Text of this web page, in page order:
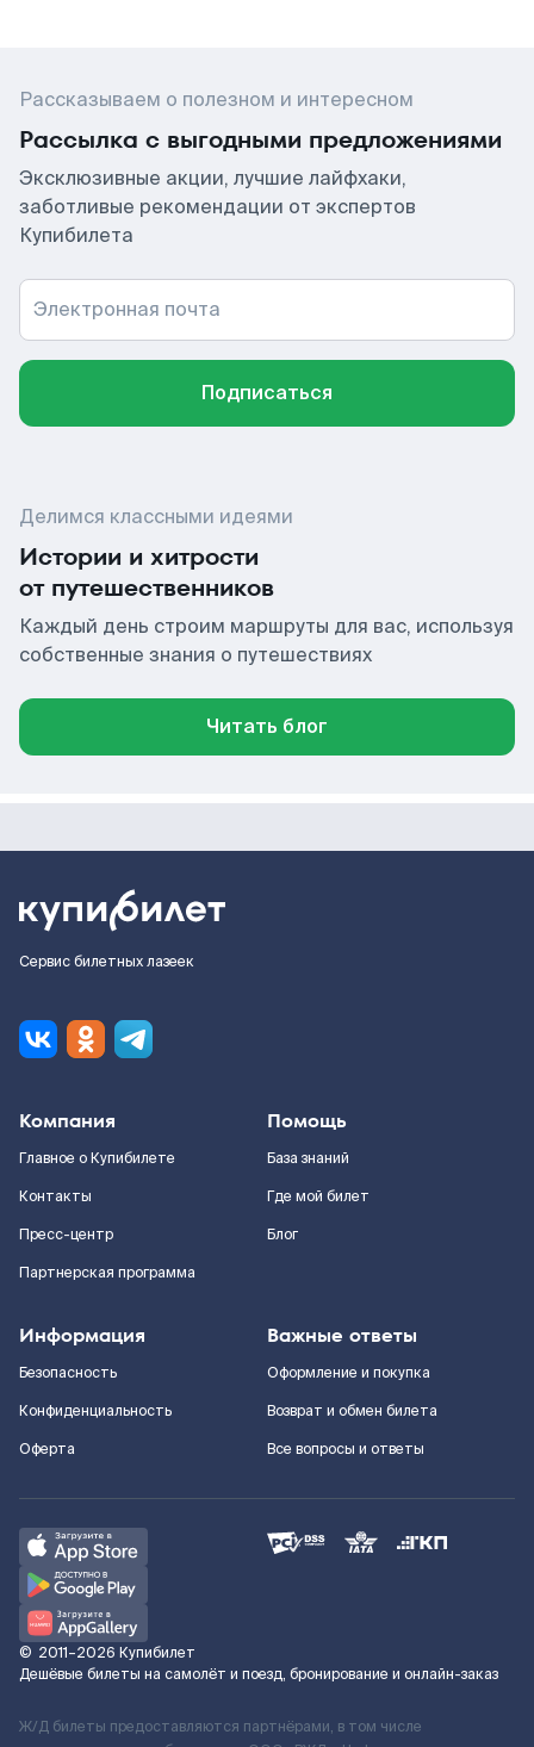
Рассказываем о полезном и интересном
Рассылка с выгодными предложениями
Эксклюзивные акции, лучшие лайфхаки,
заботливые рекомендации от экспертов
Купибилета
Электронная почта
Подписаться
Делимся классными идеями
Истории и хитрости
от путешественников
Каждый день строим маршруты для вас, используя
собственные знания о путешествиях
Читать блог
Сервис билетных лазеек
Компания
Главное о Купибилете
Контакты
Пресс-центр
Партнерская программа
Помощь
База знаний
Где мой билет
Блог
Информация
Безопасность
Конфиденциальность
Оферта
Важные ответы
Оформление и покупка
Возврат и обмен билета
Все вопросы и ответы
© 2011–2026 Купибилет
Дешёвые билеты на самолёт и поезд, бронирование и онлайн-заказ
Ж/Д билеты предоставляются партнёрами, в том числе